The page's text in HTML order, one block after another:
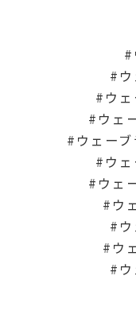
ウ
ウェ
ウェー
ウ
ウェ
ウ
ウ